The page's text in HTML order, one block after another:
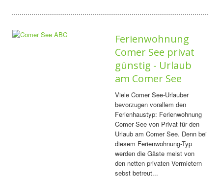
Ferienwohnung
Comer See privat
günstig - Urlaub
am Comer See
Viele Comer See-Urlauber
bevorzugen vorallem den
Ferienhaustyp: Ferienwohnung
Comer See von Privat für den
Urlaub am Comer See. Denn bei
diesem Ferienwohnung-Typ
werden die Gäste meist von
den netten privaten Vermietern
sebst betreut...